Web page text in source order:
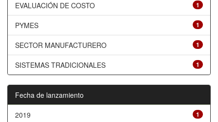
1
EVALUACIÓN DE COSTO
1
PYMES
1
SECTOR MANUFACTURERO
1
SISTEMAS TRADICIONALES
Fecha de lanzamiento
1
2019